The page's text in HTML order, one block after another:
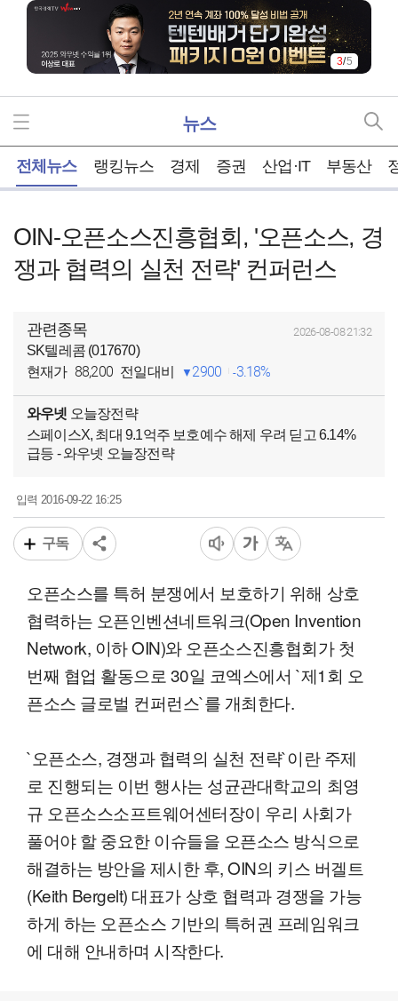
4/5
뉴스
전체뉴스 랭킹뉴스 경제 증권 산업·IT 부동산
OIN-오픈소스진흥협회, '오픈소스, 경
쟁과 협력의 실천 전략' 컨퍼런스
관련종목 2026-08-08 21:32
SK텔레콤 (017670)
현재가 88,200 전일대비 2900 3.18%
와우넷 오늘장전략
스페이스X, 최대 9.1억주 보호예수 해제 우려 딛고 6.14%
급등 - 와우넷 오늘장전략
입력2016-09-22 16:25
구독
오픈소스를 특허 분쟁에서 보호하기 위해 상호
협력하는 오픈인벤션네트워크(Open Invention
Network, 이하 OIN)와 오픈소스진흥협회가 첫
번째 협업 활동으로 30일 코엑스에서 `제1회 오
픈소스 글로벌 컨퍼런스`를 개최한다.
`오픈소스, 경쟁과 협력의 실천 전략`이란 주제
로 진행되는 이번 행사는 성균관대학교의 최영
규 오픈소스소프트웨어센터장이 우리 사회가
풀어야 할 중요한 이슈들을 오픈소스 방식으로
해결하는 방안을 제시한 후, OIN의 키스 버겔트
(Keith Bergelt) 대표가 상호 협력과 경쟁을 가능
하게 하는 오픈소스 기반의 특허권 프레임워크
에 대해 안내하며 시작한다.